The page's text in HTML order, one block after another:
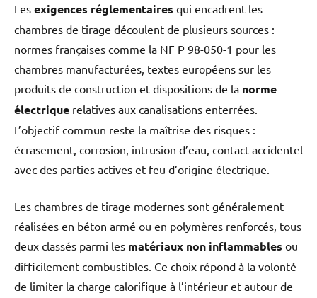
Les exigences réglementaires qui encadrent les
chambres de tirage découlent de plusieurs sources :
normes françaises comme la NF P 98-050-1 pour les
chambres manufacturées, textes européens sur les
produits de construction et dispositions de la norme
électrique relatives aux canalisations enterrées.
L’objectif commun reste la maîtrise des risques :
écrasement, corrosion, intrusion d’eau, contact accidentel
avec des parties actives et feu d’origine électrique.
Les chambres de tirage modernes sont généralement
réalisées en béton armé ou en polymères renforcés, tous
deux classés parmi les matériaux non inflammables ou
difficilement combustibles. Ce choix répond à la volonté
de limiter la charge calorifique à l’intérieur et autour de